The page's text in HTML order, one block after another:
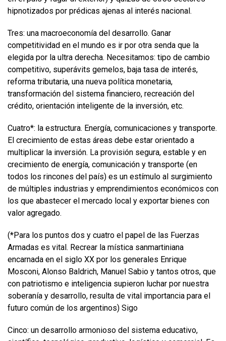
hipnotizados por prédicas ajenas al interés nacional.
Tres: una macroeconomía del desarrollo. Ganar
competitividad en el mundo es ir por otra senda que la
elegida por la ultra derecha. Necesitamos: tipo de cambio
competitivo, superávits gemelos, baja tasa de interés,
reforma tributaria, una nueva política monetaria,
transformación del sistema financiero, recreación del
crédito, orientación inteligente de la inversión, etc.
Cuatro*: la estructura. Energía, comunicaciones y transporte.
El crecimiento de estas áreas debe estar orientado a
multiplicar la inversión. La provisión segura, estable y en
crecimiento de energía, comunicación y transporte (en
todos los rincones del país) es un estímulo al surgimiento
de múltiples industrias y emprendimientos económicos con
los que abastecer el mercado local y exportar bienes con
valor agregado.
(*Para los puntos dos y cuatro el papel de las Fuerzas
Armadas es vital. Recrear la mística sanmartiniana
encarnada en el siglo XX por los generales Enrique
Mosconi, Alonso Baldrich, Manuel Sabio y tantos otros, que
con patriotismo e inteligencia supieron luchar por nuestra
soberanía y desarrollo, resulta de vital importancia para el
futuro común de los argentinos) Sigo
Cinco: un desarrollo armonioso del sistema educativo,